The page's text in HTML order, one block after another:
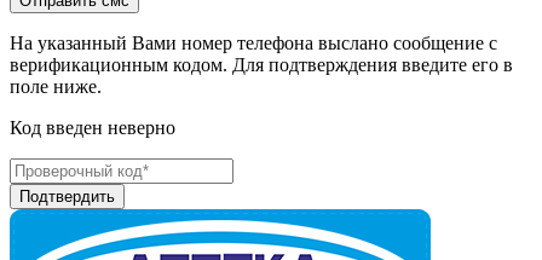
На указанный Вами номер телефона выслано сообщение с
верификационным кодом. Для подтверждения введите его в
поле ниже.
Код введен неверно